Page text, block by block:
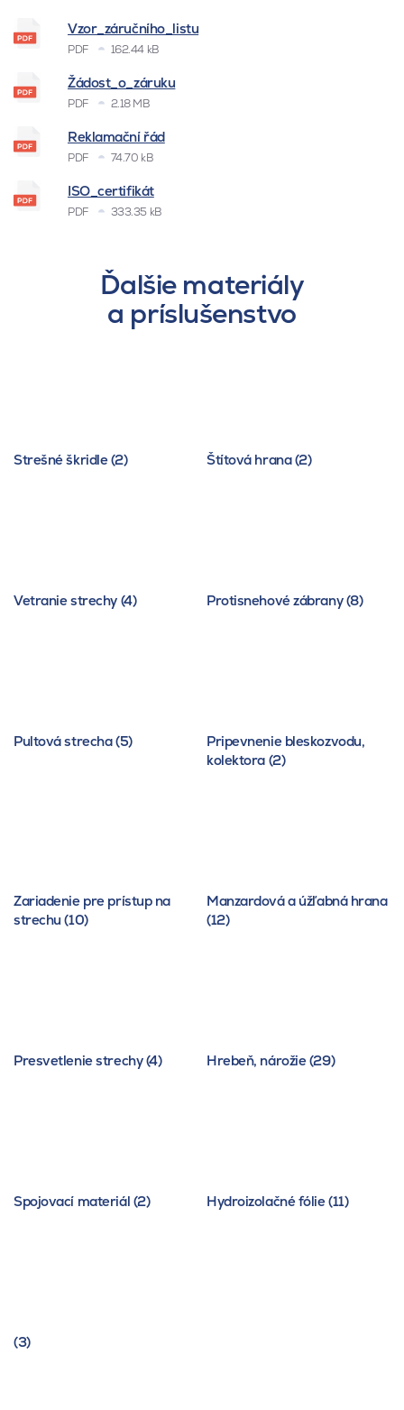
Vzor_záručního_listu
PDF 162.44 kB
Žádost_o_záruku
PDF 2.18 MB
Reklamační řád
PDF 74.70 kB
ISO_certifikát
PDF 333.35 kB
Ďalšie materiály
a príslušenstvo
Strešné škridle (2) Štítová hrana (2)
Vetranie strechy (4) Protisnehové zábrany (8)
Pultová strecha (5)
Pripevnenie bleskozvodu,
kolektora (2)
Zariadenie pre prístup na
strechu (10)
Manzardová a úžľabná hrana
(12)
Presvetlenie strechy (4) Hrebeň, nárožie (29)
Spojovací materiál (2) Hydroizolačné fólie (11)
(3)